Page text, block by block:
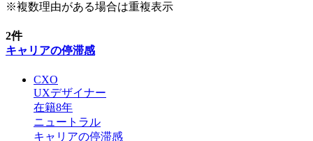
※複数理由がある場合は重複表示
2件
キャリアの停滞感
CXO
UXデザイナー
在籍8年
ニュートラル
キャリアの停滞感